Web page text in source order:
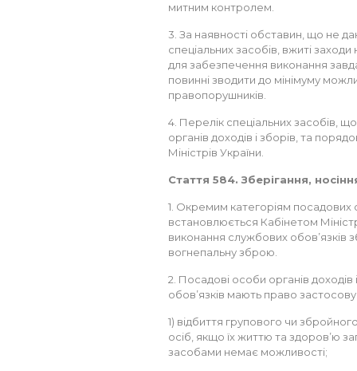
митним контролем.
3. За наявності обставин, що не
спеціальних засобів, вжиті
для забезпечення виконання
повинні зводити до мінімуму
правопорушників.
4. Перелік спеціальних засобів,
органів доходів і зборів, та
Міністрів України.
Стаття 584. Зберігання,
1. Окремим категоріям посадових
встановлюється Кабінетом
виконання службових обов’язків
вогнепальну зброю.
2. Посадові особи органів
обов’язків мають право
1) відбиття групового чи
осіб, якщо їх життю та здоров’ю
засобами немає можливості;